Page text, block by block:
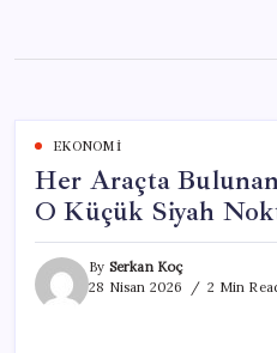
content
EKONOMI
Her Araçta
O Küçük Siyah
By Serkan Koç
28 Nisan 2026
2 Min